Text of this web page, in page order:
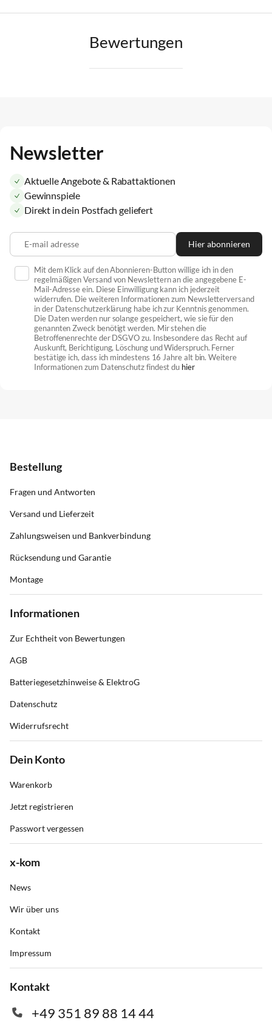
Bewertungen
Newsletter
Aktuelle Angebote & Rabattaktionen
Gewinnspiele
Direkt in dein Postfach geliefert
E-mail adresse Hier abonnieren
Mit dem Klick auf den Abonnieren-Button willige ich in den
regelmäßigen Versand von Newslettern an die angegebene E-
Mail-Adresse ein. Diese Einwilligung kann ich jederzeit
widerrufen. Die weiteren Informationen zum Newsletterversand
in der Datenschutzerklärung habe ich zur Kenntnis genommen.
Die Daten werden nur solange gespeichert, wie sie für den
genannten Zweck benötigt werden. Mir stehen die
Betroffenenrechte der DSGVO zu. Insbesondere das Recht auf
Auskunft, Berichtigung, Löschung und Widerspruch. Ferner
bestätige ich, dass ich mindestens 16 Jahre alt bin. Weitere
Informationen zum Datenschutz findest du hier
Bestellung
Fragen und Antworten
Versand und Lieferzeit
Zahlungsweisen und Bankverbindung
Rücksendung und Garantie
Montage
Informationen
Zur Echtheit von Bewertungen
AGB
Batteriegesetzhinweise & ElektroG
Datenschutz
Widerrufsrecht
Dein Konto
Warenkorb
Jetzt registrieren
Passwort vergessen
x-kom
News
Wir über uns
Kontakt
Impressum
Kontakt
+49 351 89 88 14 44